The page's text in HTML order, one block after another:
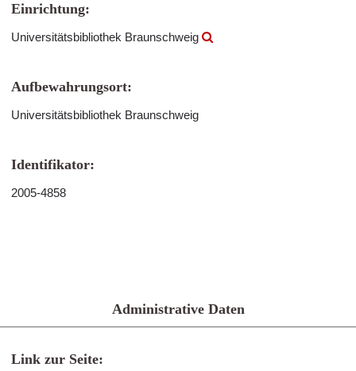
Einrichtung:
Universitätsbibliothek Braunschweig
Aufbewahrungsort:
Universitätsbibliothek Braunschweig
Identifikator:
2005-4858
Administrative Daten
Link zur Seite: